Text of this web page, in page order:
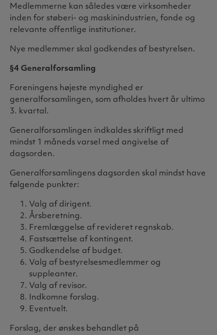
Medlemmerne kan således være virksomheder
inden for støberi- og maskinindustrien, fonde og
relevante offentlige institutioner.
Nye medlemmer skal godkendes af bestyrelsen.
§4 Generalforsamling
Foreningens højeste myndighed er
generalforsamlingen, som afholdes hvert år ultimo
3. kvartal.
Generalforsamlingen indkaldes skriftligt med
mindst 1 måneds varsel med angivelse af
dagsorden.
Generalforsamlingens dagsorden skal mindst have
følgende punkter:
Valg af dirigent.
Årsberetning.
Fremlæggelse af revideret regnskab.
Fastsættelse af kontingent.
Godkendelse af budget.
Valg af bestyrelsesmedlemmer og
suppleanter.
Valg af revisor.
Indkomne forslag.
Eventuelt.
Forslag, der ønskes behandlet på